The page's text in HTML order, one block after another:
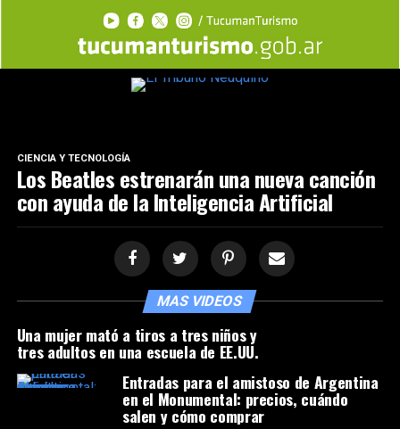
CIENCIA Y TECNOLOGÍA
Los Beatles estrenarán una nueva canción
con ayuda de la Inteligencia Artificial
MAS VIDEOS
Una mujer mató a tiros a tres niños y
tres adultos en una escuela de EE.UU.
Entradas para el amistoso de Argentina
en el Monumental: precios, cuándo
salen y cómo comprar